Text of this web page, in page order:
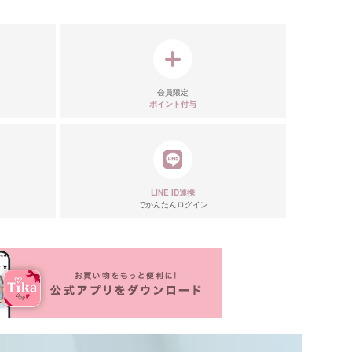
会員限定
ポイント付与
LINE ID連携
でかんたんログイン